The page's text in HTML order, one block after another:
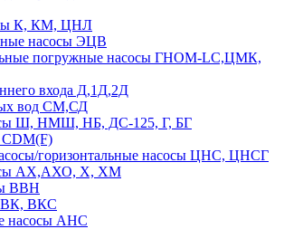
К, КМ, ЦНЛ
насосы ЭЦВ
погружные насосы ГНОМ-LC,ЦМК,
входа Д,1Д,2Д
вод СМ,СД
Ш, НМШ, НБ, ДС-125, Г, БГ
CDM(F)
горизонтальные насосы ЦНС, ЦНСГ
АХ,АХО, Х, ХМ
ВВН
ВК, ВКС
насосы АНС